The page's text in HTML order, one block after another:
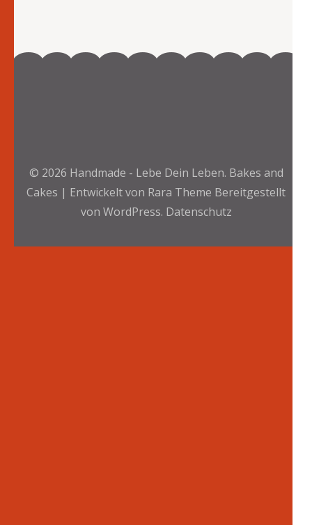
© 2026 Handmade - Lebe Dein Leben. Bakes and
Cakes | Entwickelt von Rara Theme Bereitgestellt
von WordPress. Datenschutz